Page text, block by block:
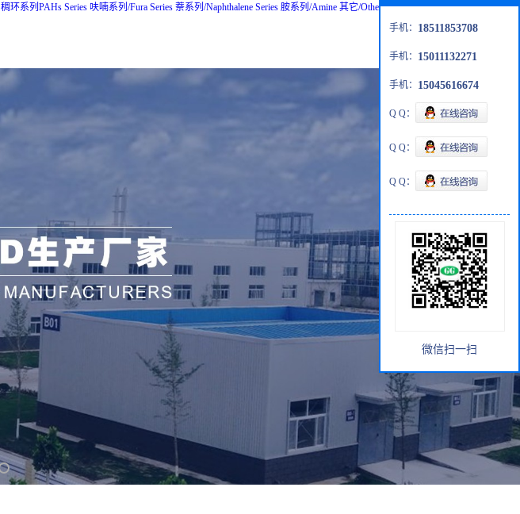
稠环系列PAHs Series 呋喃系列/Fura Series 萘系列/Naphthalene Series 胺系列/Amine 其它/Others 粗品/Crude 钙钛矿材
手机： 18511853708
手机： 15011132271
手机： 15045616674
Q Q：
Q Q：
Q Q：
微信扫一扫